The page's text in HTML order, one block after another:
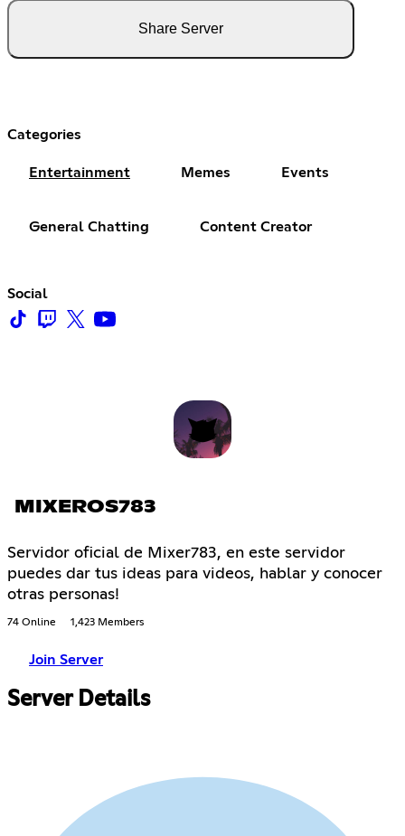
Share Server
Categories
Entertainment Memes Events
General Chatting Content Creator
Social
MIXEROS783
Servidor oficial de Mixer783, en este servidor
puedes dar tus ideas para videos, hablar y conocer
otras personas!
74 Online 1,423 Members
Join Server
Server Details